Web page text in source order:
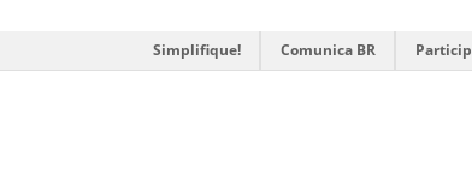
Simplifique! Comunica BR